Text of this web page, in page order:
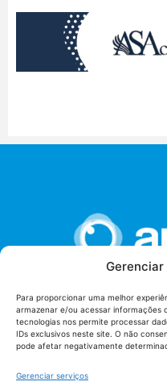
Para proporcionar uma melhor
armazenar e/ou acessar informações
tecnologias nos permite processar
IDs exclusivos neste site. O não
pode afetar negativamente
Gerenciar serviços
União dos Auditores
Setor de Administração
Tribunal de Contas da